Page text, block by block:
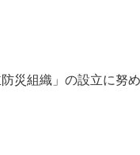
災組織」の設立に努め